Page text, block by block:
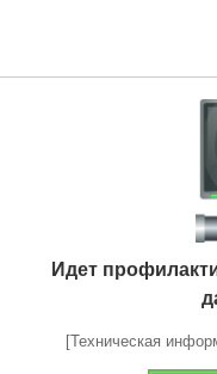
Идет
[Техническая